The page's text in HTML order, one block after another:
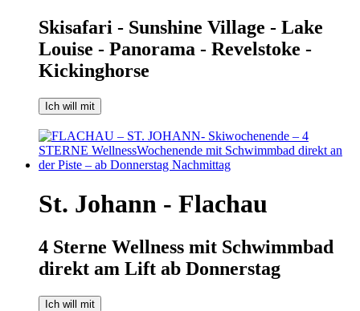
Skisafari - Sunshine Village - Lake
Louise - Panorama - Revelstoke -
Kickinghorse
Ich will mit
St. Johann - Flachau
4 Sterne Wellness mit Schwimmbad
direkt am Lift ab Donnerstag
Ich will mit